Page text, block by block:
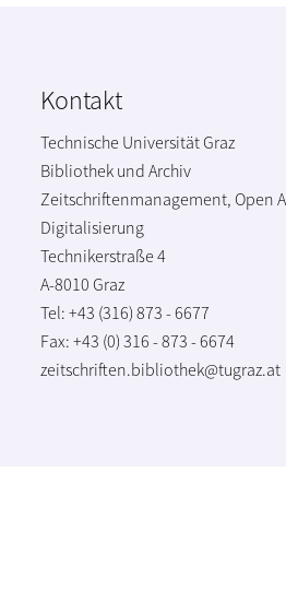
Kontakt
Technische Universität Graz
Bibliothek und Archiv
Zeitschriftenmanagement, Open
Digitalisierung
Technikerstraße 4
A-8010 Graz
Tel: +43 (316) 873 - 6677
Fax: +43 (0) 316 - 873 - 6674
zeitschriften.bibliothek@tugraz.at